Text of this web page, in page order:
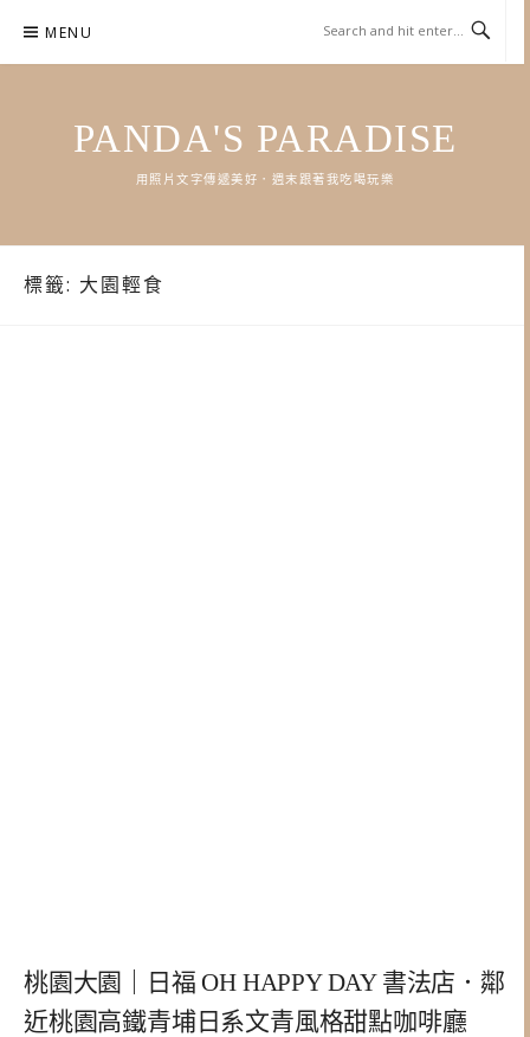
content
MENU
PANDA'S PARADISE
用照片文字傳遞美好．週末跟著我吃喝玩樂
標籤: 大園輕食
桃園大園｜日福 OH HAPPY DAY 書法店．鄰
近桃園高鐵青埔日系文青風格甜點咖啡廳